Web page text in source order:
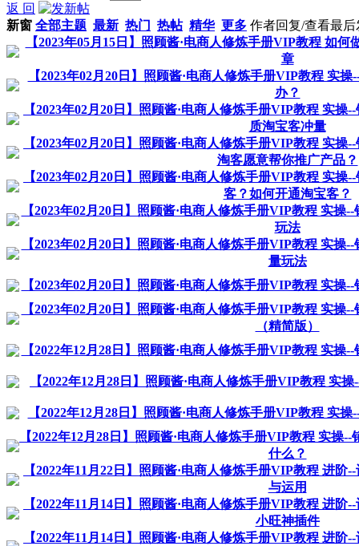
返 回
新窗 全部主题 最新 热门 热帖 精华 更多 作者回复/查看最后
【2023年05月15日】照顾酱·电商人修炼手册VIP教程 如
章
【2023年02月20日】照顾酱·电商人修炼手册VIP教程 实
办？
【2023年02月20日】照顾酱·电商人修炼手册VIP教程 实操
质淘宝客冲量
【2023年02月20日】照顾酱·电商人修炼手册VIP教程 实操
淘客愿意帮你推广产品？
【2023年02月20日】照顾酱·电商人修炼手册VIP教程 实操
客？如何开通淘宝客？
【2023年02月20日】照顾酱·电商人修炼手册VIP教程 实操
玩法
【2023年02月20日】照顾酱·电商人修炼手册VIP教程 实操
量玩法
【2023年02月20日】照顾酱·电商人修炼手册VIP教程 实操
【2023年02月20日】照顾酱·电商人修炼手册VIP教程 实操
（精简版）
【2022年12月28日】照顾酱·电商人修炼手册VIP教程 实操
【2022年12月28日】照顾酱·电商人修炼手册VIP教程 实
【2022年12月28日】照顾酱·电商人修炼手册VIP教程 实
【2022年12月28日】照顾酱·电商人修炼手册VIP教程 实操
什么？
【2022年11月22日】照顾酱·电商人修炼手册VIP教程 进阶
与运用
【2022年11月14日】照顾酱·电商人修炼手册VIP教程 进阶
小旺神插件
【2022年11月14日】照顾酱·电商人修炼手册VIP教程 进阶